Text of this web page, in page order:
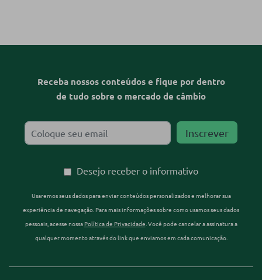
Receba nossos conteúdos e fique por dentro
de tudo sobre o mercado de câmbio
Desejo receber o informativo
Usaremos seus dados para enviar conteúdos personalizados e melhorar sua
experiência de navegação. Para mais informações sobre como usamos seus dados
pessoais, acesse nossa Política de Privacidade. Você pode cancelar a assinatura a
qualquer momento através do link que enviamos em cada comunicação.